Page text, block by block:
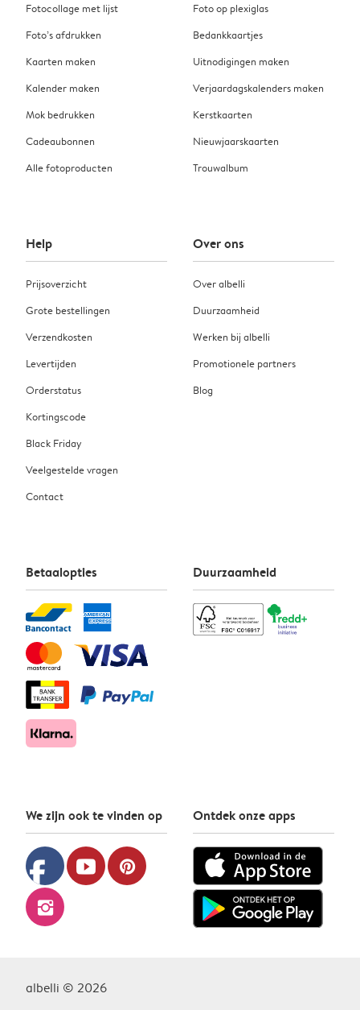
Fotocollage met lijst
Foto’s afdrukken
Kaarten maken
Kalender maken
Mok bedrukken
Cadeaubonnen
Alle fotoproducten
Foto op plexiglas
Bedankkaartjes
Uitnodigingen maken
Verjaardagskalenders maken
Kerstkaarten
Nieuwjaarskaarten
Trouwalbum
Help
Prijsoverzicht
Grote bestellingen
Verzendkosten
Levertijden
Orderstatus
Kortingscode
Black Friday
Veelgestelde vragen
Contact
Over ons
Over albelli
Duurzaamheid
Werken bij albelli
Promotionele partners
Blog
Betaalopties Duurzaamheid
We zijn ook te vinden op
facebook youtube pinterest
instagram
Ontdek onze apps
albelli © 2026